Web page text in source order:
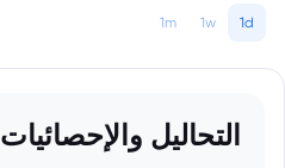
1d
1w
1m
التحاليل والإحصائيات